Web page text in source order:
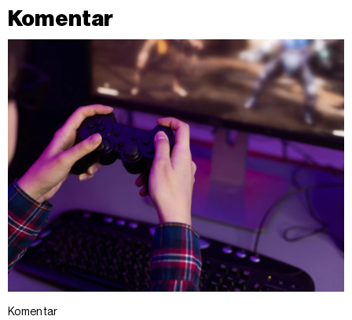
Komentar
Komentar